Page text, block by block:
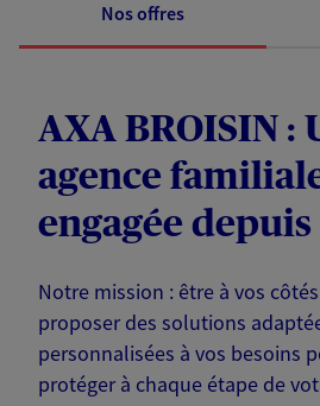
Nos offres
AXA BROISIN :
agence
engagée depuis
Notre mission : être à vos
proposer des solutions
personnalisées à vos besoins
protéger à chaque étape de